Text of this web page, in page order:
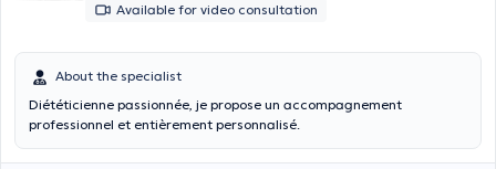
Available for video consultation
About the specialist
Diététicienne passionnée, je propose un accompagnement
professionnel et entièrement personnalisé.